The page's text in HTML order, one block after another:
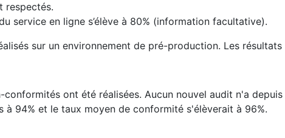
respectés.
service en ligne s’élève à 80% (information facultative).
sur un environnement de pré-production. Les
ont été réalisées. Aucun nouvel audit n'a
à 94% et le taux moyen de conformité s'élèverait à 96%.